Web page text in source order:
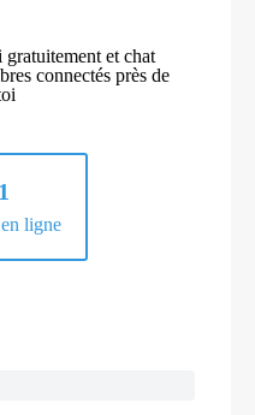
gratuitement et chat
connectés près de
ligne